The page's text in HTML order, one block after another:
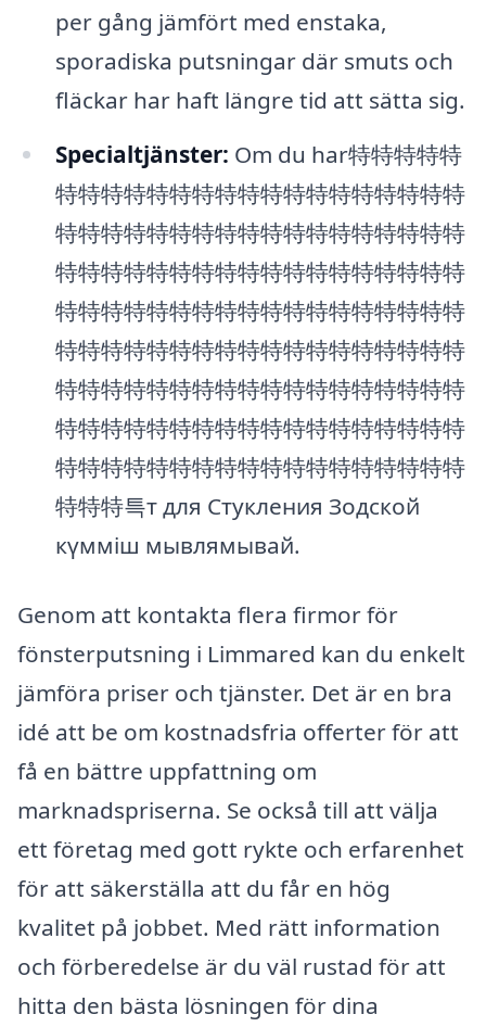
per gång jämfört med enstaka,
sporadiska putsningar där smuts och
fläckar har haft längre tid att sätta sig.
Specialtjänster: Om du har特特特特特
特特特特特特特特特特特特特特特特特特
特特特特特特特特特特特特特特特特特特
特特特特特特特特特特特特特特特特特特
特特特特特特特特特特特特特特特特特特
特特特特特特特特特特特特特特特特特特
特特特特特特特特特特特特特特特特特特
特特特特特特特特特特特特特特特特特特
特特特特特特特特特特特特特特特特特特
特特特특т для Стукления Зодской
күмміш мывлямывай.
Genom att kontakta flera firmor för
fönsterputsning i Limmared kan du enkelt
jämföra priser och tjänster. Det är en bra
idé att be om kostnadsfria offerter för att
få en bättre uppfattning om
marknadspriserna. Se också till att välja
ett företag med gott rykte och erfarenhet
för att säkerställa att du får en hög
kvalitet på jobbet. Med rätt information
och förberedelse är du väl rustad för att
hitta den bästa lösningen för dina